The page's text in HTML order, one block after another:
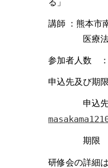
る」
講師 ：熊本市
医療法人博
参加者人数 ：
申込先及び期
申込先 ：
期限 ：
研修会の詳細